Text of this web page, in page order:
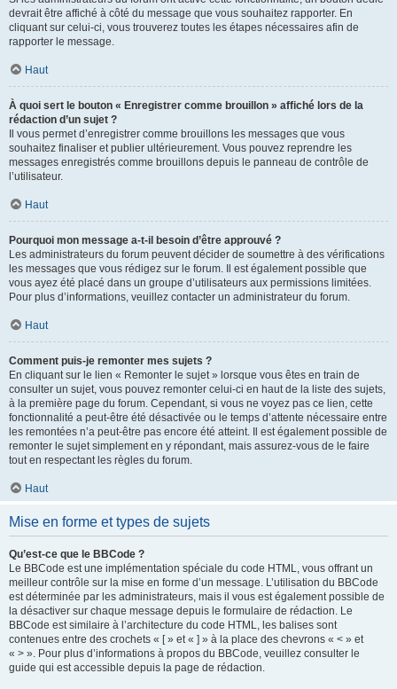
devrait être affiché à côté du message que vous souhaitez rapporter. En
cliquant sur celui-ci, vous trouverez toutes les étapes nécessaires afin de
rapporter le message.
Haut
À quoi sert le bouton « Enregistrer comme brouillon » affiché lors de la
rédaction d’un sujet ?
Il vous permet d’enregistrer comme brouillons les messages que vous
souhaitez finaliser et publier ultérieurement. Vous pouvez reprendre les
messages enregistrés comme brouillons depuis le panneau de contrôle de
l’utilisateur.
Haut
Pourquoi mon message a-t-il besoin d’être approuvé ?
Les administrateurs du forum peuvent décider de soumettre à des vérifications
les messages que vous rédigez sur le forum. Il est également possible que
vous ayez été placé dans un groupe d’utilisateurs aux permissions limitées.
Pour plus d’informations, veuillez contacter un administrateur du forum.
Haut
Comment puis-je remonter mes sujets ?
En cliquant sur le lien « Remonter le sujet » lorsque vous êtes en train de
consulter un sujet, vous pouvez remonter celui-ci en haut de la liste des sujets,
à la première page du forum. Cependant, si vous ne voyez pas ce lien, cette
fonctionnalité a peut-être été désactivée ou le temps d’attente nécessaire entre
les remontées n’a peut-être pas encore été atteint. Il est également possible de
remonter le sujet simplement en y répondant, mais assurez-vous de le faire
tout en respectant les règles du forum.
Haut
Mise en forme et types de sujets
Qu’est-ce que le BBCode ?
Le BBCode est une implémentation spéciale du code HTML, vous offrant un
meilleur contrôle sur la mise en forme d’un message. L’utilisation du BBCode
est déterminée par les administrateurs, mais il vous est également possible de
la désactiver sur chaque message depuis le formulaire de rédaction. Le
BBCode est similaire à l’architecture du code HTML, les balises sont
contenues entre des crochets « [ » et « ] » à la place des chevrons « < » et
« > ». Pour plus d’informations à propos du BBCode, veuillez consulter le
guide qui est accessible depuis la page de rédaction.